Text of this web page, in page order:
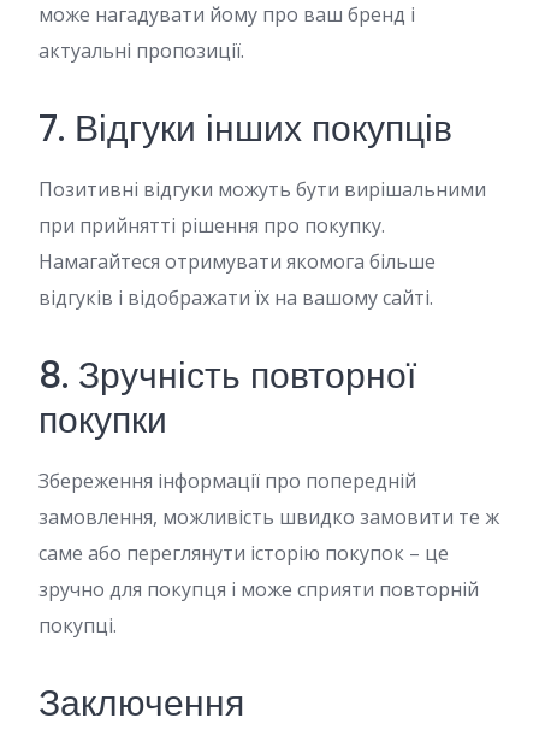
може нагадувати йому про ваш бренд і
актуальні пропозиції.
7. Відгуки інших покупців
Позитивні відгуки можуть бути вирішальними
при прийнятті рішення про покупку.
Намагайтеся отримувати якомога більше
відгуків і відображати їх на вашому сайті.
8. Зручність повторної
покупки
Збереження інформації про попередній
замовлення, можливість швидко замовити те ж
саме або переглянути історію покупок – це
зручно для покупця і може сприяти повторній
покупці.
Заключення